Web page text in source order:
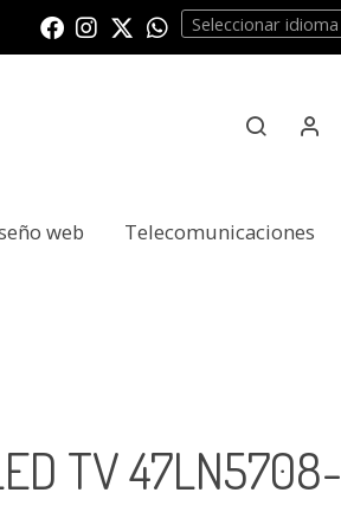
Seleccionar idioma
web Telecomunicaciones
TV 47LN5708-